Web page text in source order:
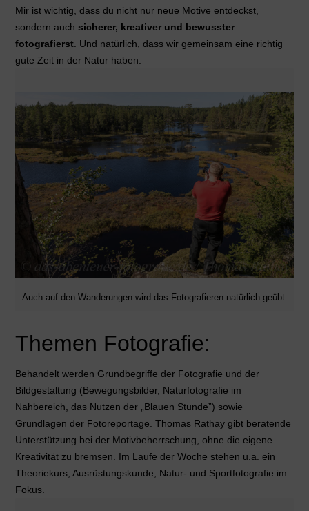
Mir ist wichtig, dass du nicht nur neue Motive entdeckst,
sondern auch sicherer, kreativer und bewusster
fotografierst. Und natürlich, dass wir gemeinsam eine richtig
gute Zeit in der Natur haben.
Auch auf den Wanderungen wird das Fotografieren natürlich geübt.
Themen Fotografie:
Behandelt werden Grundbegriffe der Fotografie und der
Bildgestaltung (Bewegungsbilder, Naturfotografie im
Nahbereich, das Nutzen der „Blauen Stunde”) sowie
Grundlagen der Fotoreportage. Thomas Rathay gibt beratende
Unterstützung bei der Motivbeherrschung, ohne die eigene
Kreativität zu bremsen. Im Laufe der Woche stehen u.a. ein
Theoriekurs, Ausrüstungskunde, Natur- und Sportfotografie im
Fokus.